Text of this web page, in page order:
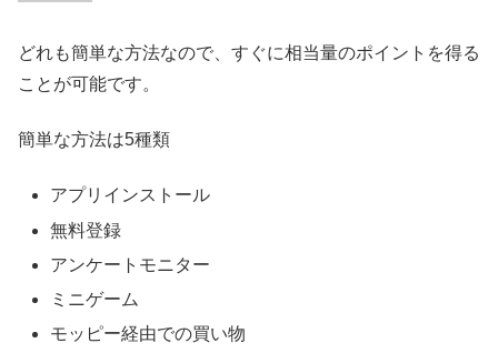
どれも簡単な方法なので、すぐに相当量のポイントを得る
ことが可能です。
簡単な方法は5種類
アプリインストール
無料登録
アンケートモニター
ミニゲーム
モッピー経由での買い物